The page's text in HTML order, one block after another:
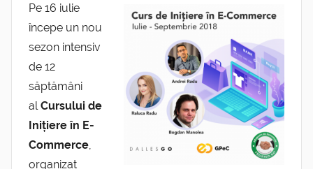
Pe 16 iulie
începe un nou
sezon intensiv
de 12
săptămâni
alCursului de
Inițiere în E-
Commerce,
organizat